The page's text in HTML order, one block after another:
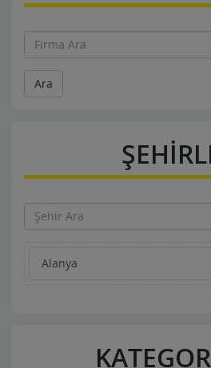
Ara
Alanya